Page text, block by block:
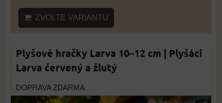
ZVOLTE VARIANTU
Plyšové hračky Larva 10–12 cm | Plyšáci
Larva červený a žlutý
DOPRAVA ZDARMA